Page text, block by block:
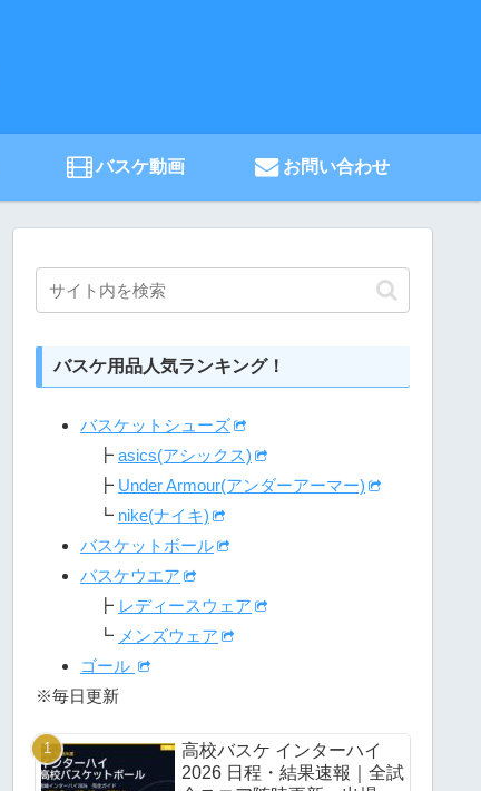
バスケ動画 お問い合わせ
バスケ用品人気ランキング！
バスケットシューズ
┣ asics(アシックス)
┣ Under Armour(アンダーアーマー)
┗ nike(ナイキ)
バスケットボール
バスケウエア
┣ レディースウェア
┗ メンズウェア
ゴール
※毎日更新
高校バスケ インターハイ
2026 日程・結果速報｜全試